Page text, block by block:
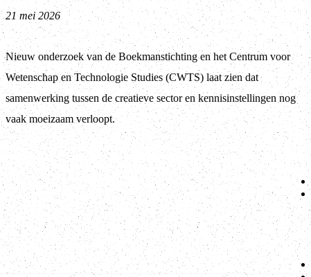
21 mei 2026
Nieuw onderzoek van de Boekmanstichting en het Centrum voor
Wetenschap en Technologie Studies (CWTS) laat zien dat
samenwerking tussen de creatieve sector en kennisinstellingen nog
vaak moeizaam verloopt.